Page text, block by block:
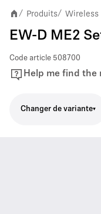
/ Produits/ Wireless
EW-D ME2
Code article 508700
Help me find
Changer de variante